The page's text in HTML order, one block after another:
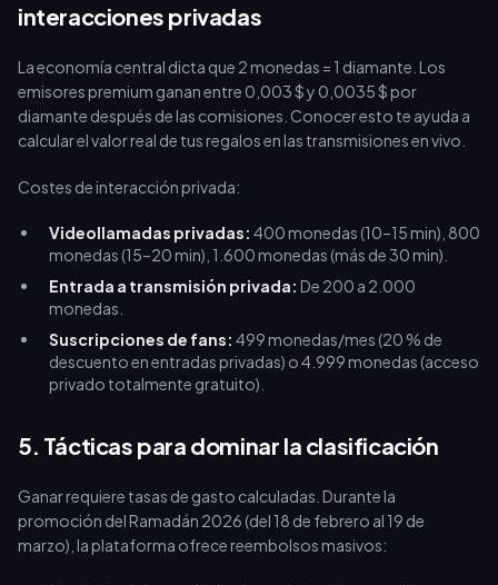
interacciones privadas
La economía central dicta que 2 monedas = 1 diamante. Los
emisores premium ganan entre 0,003 $ y 0,0035 $ por
diamante después de las comisiones. Conocer esto te ayuda a
calcular el valor real de tus regalos en las transmisiones en vivo.
Costes de interacción privada:
Videollamadas privadas: 400 monedas (10–15 min), 800
monedas (15–20 min), 1.600 monedas (más de 30 min).
Entrada a transmisión privada: De 200 a 2.000
monedas.
Suscripciones de fans: 499 monedas/mes (20 % de
descuento en entradas privadas) o 4.999 monedas (acceso
privado totalmente gratuito).
5. Tácticas para dominar la clasificación
Ganar requiere tasas de gasto calculadas. Durante la
promoción del Ramadán 2026 (del 18 de febrero al 19 de
marzo), la plataforma ofrece reembolsos masivos: